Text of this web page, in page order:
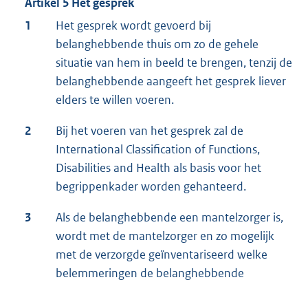
1
Het gesprek wordt gevoerd bij
belanghebbende thuis om zo de gehele
situatie van hem in beeld te brengen, tenzij de
belanghebbende aangeeft het gesprek liever
elders te willen voeren.
2
Bij het voeren van het gesprek zal de
International Classification of Functions,
Disabilities and Health als basis voor het
begrippenkader worden gehanteerd.
3
Als de belanghebbende een mantelzorger is,
wordt met de mantelzorger en zo mogelijk
met de verzorgde geïnventariseerd welke
belemmeringen de belanghebbende